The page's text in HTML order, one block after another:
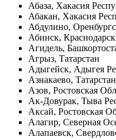
Абаза, Хакасия
Абакан, Хакасия
Абдулино,
Абинск,
Агидель,
Агрыз, Татарстан
Адыгейск, Адыгея
Азнакаево, Татарстан
Азов, Ростовская
Ак-Довурак, Тыва
Аксай, Ростовская
Алагир, Северная
Алапаевск,